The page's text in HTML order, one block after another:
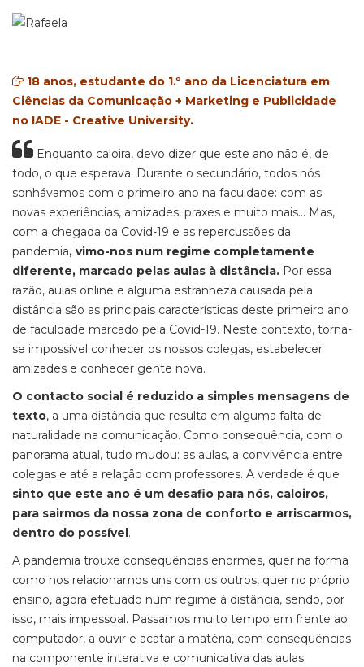
18 anos, estudante do 1.º ano da Licenciatura em
Ciências da Comunicação + Marketing e Publicidade
no IADE - Creative University.
Enquanto caloira, devo dizer que este ano não é, de
todo, o que esperava. Durante o secundário, todos nós
sonhávamos com o primeiro ano na faculdade: com as
novas experiências, amizades, praxes e muito mais... Mas,
com a chegada da Covid-19 e as repercussões da
pandemia, vimo-nos num regime completamente
diferente, marcado pelas aulas à distância. Por essa
razão, aulas online e alguma estranheza causada pela
distância são as principais características deste primeiro ano
de faculdade marcado pela Covid-19. Neste contexto, torna-
se impossível conhecer os nossos colegas, estabelecer
amizades e conhecer gente nova.
O contacto social é reduzido a simples mensagens de
texto, a uma distância que resulta em alguma falta de
naturalidade na comunicação. Como consequência, com o
panorama atual, tudo mudou: as aulas, a convivência entre
colegas e até a relação com professores. A verdade é que
sinto que este ano é um desafio para nós, caloiros,
para sairmos da nossa zona de conforto e arriscarmos,
dentro do possível.
A pandemia trouxe consequências enormes, quer na forma
como nos relacionamos uns com os outros, quer no próprio
ensino, agora efetuado num regime à distância, sendo, por
isso, mais impessoal. Passamos muito tempo em frente ao
computador, a ouvir e acatar a matéria, com consequências
na componente interativa e comunicativa das aulas